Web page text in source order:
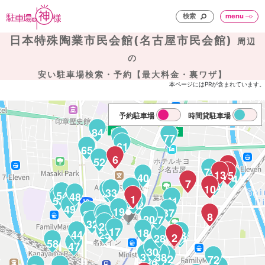
検索 menu
日本特殊陶業市民会館(名古屋市民会館)
周辺
の
安い駐車場検索・予約【最大料金・裏ワザ】
本ページにはPRが含まれています。
94
84
82
80
79
77
75
72
65
64
61
58
56
55
54
52
49
48
47
45
44
43
42
41
40
38
37
36
35
34
33
32
3130
29
28
27
26
25
24
23
22
21
20
19
18
17
16
15
13
10
8
7
6
4
3
2
1
予約駐車場 時間貸駐車場